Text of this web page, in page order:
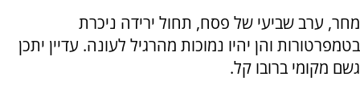
מחר, ערב שביעי של פסח, תחול ירידה ניכרת
בטמפרטורות והן יהיו נמוכות מהרגיל לעונה. עדיין יתכן
גשם מקומי ברובו קל.